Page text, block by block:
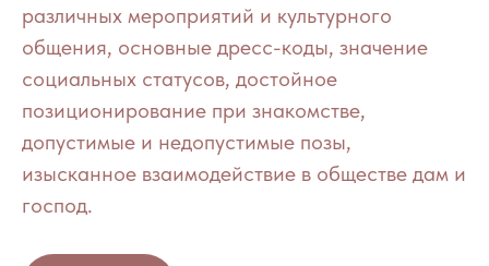
различных мероприятий и культурного
общения, основные дресс-коды, значение
социальных статусов, достойное
позиционирование при знакомстве,
допустимые и недопустимые позы,
изысканное взаимодействие в обществе дам и
господ.